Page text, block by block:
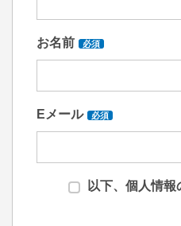
お名前 必須
Eメール 必須
以下、個人情